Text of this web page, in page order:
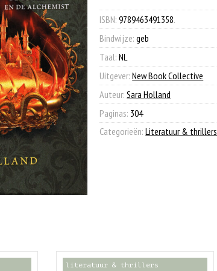
€ 19,99.€ 7,90.
ISBN:9789463491358.
Bindwijze:geb
Taal:NL
Uitgever:New Book Collective
Auteur:Sara Holland
Paginas: 304
Categorieën:Literatuur & thrillers
literatuur & thrillers